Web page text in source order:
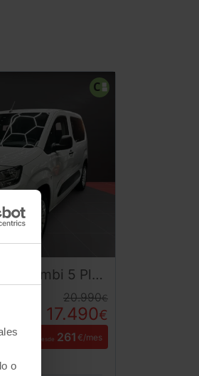
o
GX Combi 5 Plazas 102CV | Desde 260€/mes
20.990€
17.490€
desde 261 €/mes